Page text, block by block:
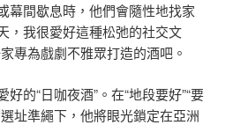
幕間歇息時，他們會隨性地找家
，我很愛好這種松弛的社交文
專為戲劇不雅眾打造的酒吧。
的“日咖夜酒”。在“地段要好”“要
址準繩下，他將眼光鎖定在亞洲